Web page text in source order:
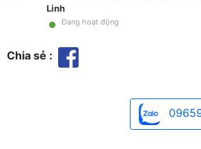
Linh
• Đang hoạt động
Chia sẻ :